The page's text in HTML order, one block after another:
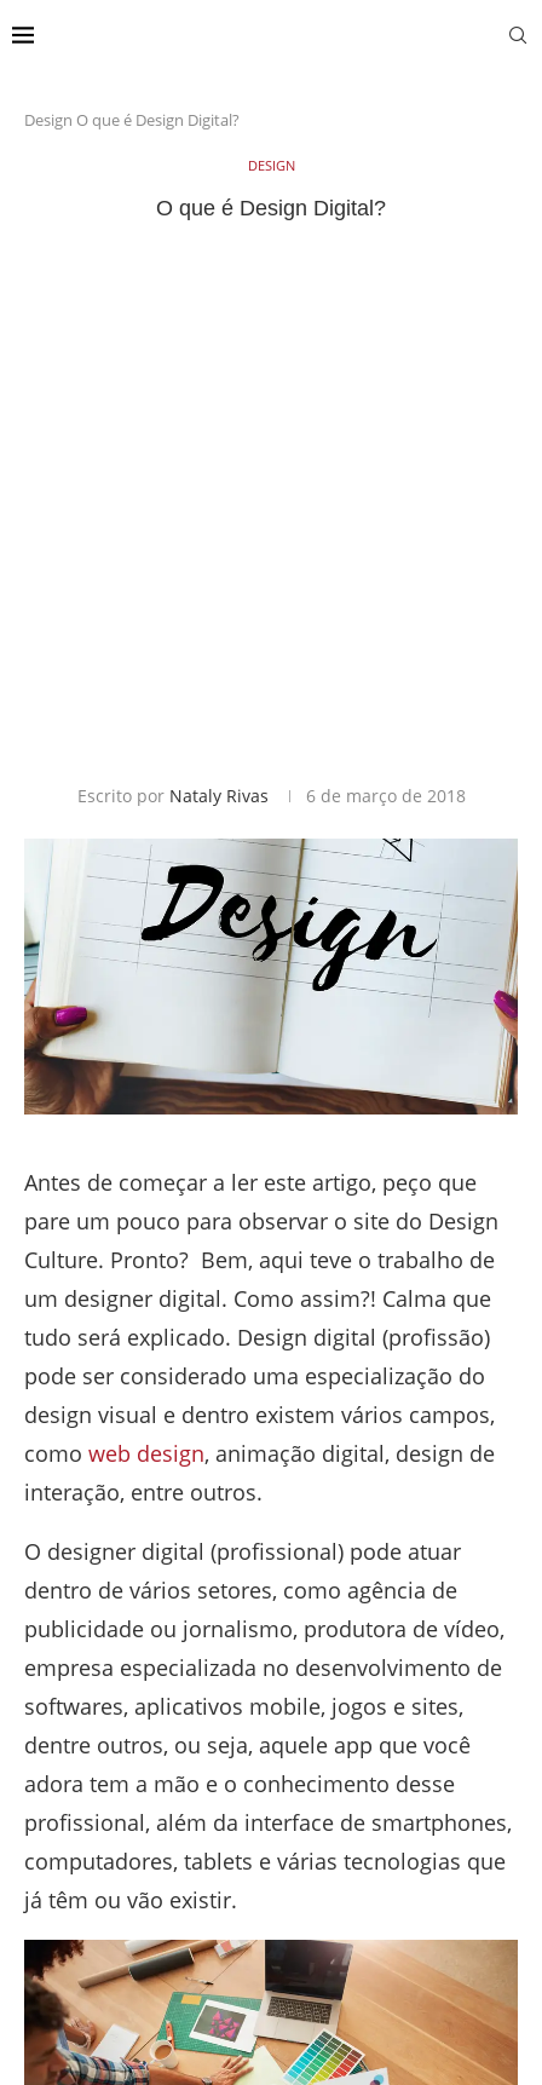
Design O que é Design Digital?
DESIGN
O que é Design Digital?
Escrito por Nataly Rivas 6 de março de 2018
Antes de começar a ler este artigo, peço que
pare um pouco para observar o site do Design
Culture. Pronto? Bem, aqui teve o trabalho de
um designer digital. Como assim?! Calma que
tudo será explicado. Design digital (profissão)
pode ser considerado uma especialização do
design visual e dentro existem vários campos,
como web design, animação digital, design de
interação, entre outros.
O designer digital (profissional) pode atuar
dentro de vários setores, como agência de
publicidade ou jornalismo, produtora de vídeo,
empresa especializada no desenvolvimento de
softwares, aplicativos mobile, jogos e sites,
dentre outros, ou seja, aquele app que você
adora tem a mão e o conhecimento desse
profissional, além da interface de smartphones,
computadores, tablets e várias tecnologias que
já têm ou vão existir.